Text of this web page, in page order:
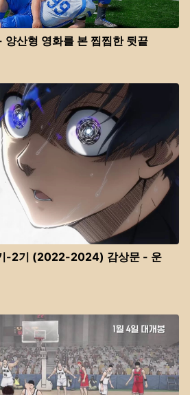
산형 영화를 본 찝찝한 뒷끝
-2기 (2022-2024) 감상문 - 운